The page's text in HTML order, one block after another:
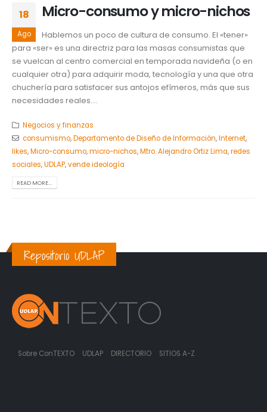
18
Ago
Micro-consumo y micro-nichos
Hablemos un poco de cultura de consumo. El «tener»
para «ser» es una directriz para las masas consumistas que
se vuelcan al centro comercial en temporada navideña (o en
cualquier otra) para adquirir moda, tecnología y una que otra
chuchería para satisfacer sus antojos efímeros, más que sus
necesidades reales....
Negocios y finanzas
consumismo,Departamento de Diseño de Información,Internet,
likes,Micro-consumo,micro-nichos,Mtro. Alejandro Ortiz Lima,redes
sociales,UDLAP,vende ideología
READ MORE...
Repositorio UDLAP
Sobre ConTEXTO UDLAP DIRECTORIO SITIOS A-Z